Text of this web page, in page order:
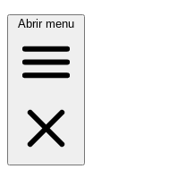
Abrir menu